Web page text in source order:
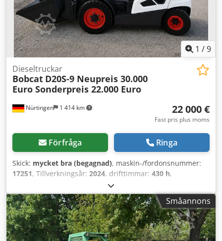
1 /9
Nürtingen 1 414 km
Dieseltruckar
Bobcat D20S-9 Neupreis 30.000
Euro Sonderpreis 22.000 Euro
22 000 €
Fast pris plus moms
Förfråga Ringa
Skick: mycket bra (begagnad), maskin-/fordonsnummer:
17251, Tillverkningsår: 2024, drifttimmar: 430 h,
, lyfthöjd:
1 470 mm, lastcentrum:500 mm, bränsletyp:diesel,
masttyp:triplex, byggnadshöjd:2 190 mm, gaffellängd:
1 050 mm, framdäcksdimension:7.00-15 5.50,
bakdäcksstorlek:6.50-10, totalvikt:4 053 kg, 5215420
Serienummer: FDA2A-5052-00236 Dodpjzr Db Hefx Amkock
Småannons